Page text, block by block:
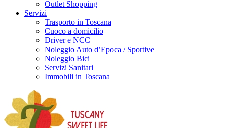
Outlet Shopping
Servizi
Trasporto in Toscana
Cuoco a domicilio
Driver e NCC
Noleggio Auto d’Epoca / Sportive
Noleggio Bici
Servizi Sanitari
Immobili in Toscana